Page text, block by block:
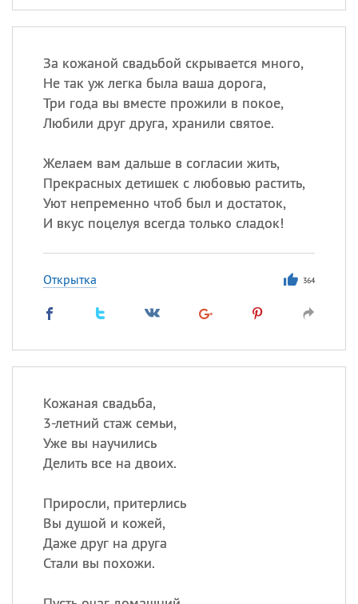
За кожаной свадьбой скрывается много,
Не так уж легка была ваша дорога,
Три года вы вместе прожили в покое,
Любили друг друга, хранили святое.
Желаем вам дальше в согласии жить,
Прекрасных детишек с любовью растить,
Уют непременно чтоб был и достаток,
И вкус поцелуя всегда только сладок!
Открытка 364
Кожаная свадьба,
3-летний стаж семьи,
Уже вы научились
Делить все на двоих.
Приросли, притерлись
Вы душой и кожей,
Даже друг на друга
Стали вы похожи.